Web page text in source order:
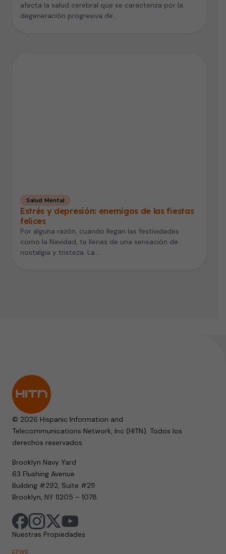
afecta la salud cerebral que se caracteriza por la
degeneración progresiva de…
Salud Mental
Estrés y depresión: enemigos de las fiestas
felices
Por alguna razón, cuando llegan las festividades
como la Navidad, te llenas de una sensación de
nostalgia y tristeza. La…
© 2026 Hispanic Information and
Telecommunications Network, Inc (HITN). Todos los
derechos reservados.
Brooklyn Navy Yard
63 Flushing Avenue
Building #292, Suite #211
Brooklyn, NY 11205 – 1078.
Nuestras Propiedades